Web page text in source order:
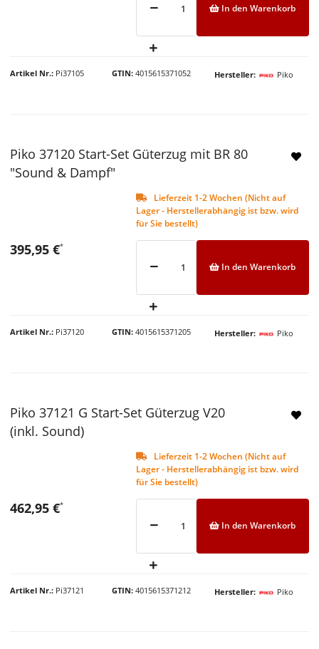
Artikel Nr. Pi37105 GTIN 4015615371052 Hersteller Piko
In den Warenkorb
Piko 37120 Start-Set Güterzug mit BR 80
"Sound & Dampf"
Lieferzeit 1-2 Wochen (Nicht auf
Lager - Herstellerabhängig ist bzw. wird
für Sie bestellt)
Artikel Nr. Pi37120 GTIN 4015615371205 Hersteller Piko
395,95 €*
In den Warenkorb
Piko 37121 G Start-Set Güterzug V20
(inkl. Sound)
Lieferzeit 1-2 Wochen (Nicht auf
Lager - Herstellerabhängig ist bzw. wird
für Sie bestellt)
Artikel Nr. Pi37121 GTIN 4015615371212 Hersteller Piko
462,95 €*
In den Warenkorb